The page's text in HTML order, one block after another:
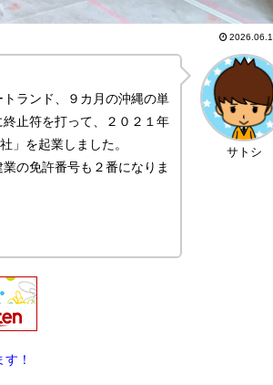
サトシ
ランド、９カ月の沖縄の単
止符を打って、２０２１年
」を起業しました。
の免許番号も２番になりま
！